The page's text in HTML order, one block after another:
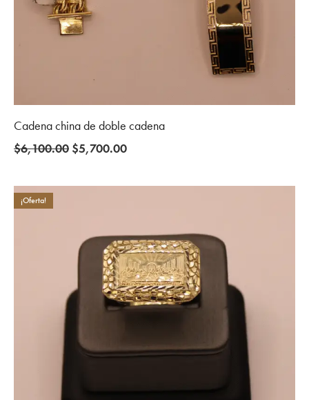
Cadena china de doble cadena
$6,100.00 Original
was:
$5,700.00Current
is:
¡Oferta!